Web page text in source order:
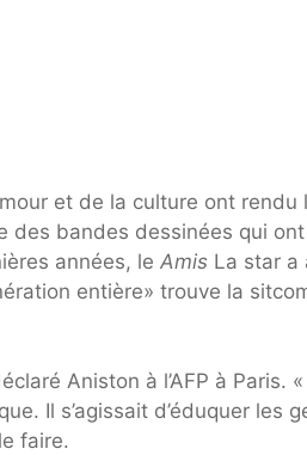
et de la culture ont rendu
des bandes dessinées qui
années, le Amis La star a
entière» trouve la
Aniston à l’AFP à Paris.
Il s’agissait d’éduquer les
faire.